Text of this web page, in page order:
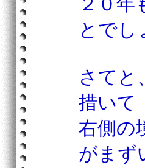
とでし
さてと
措いて
右側の
がまず